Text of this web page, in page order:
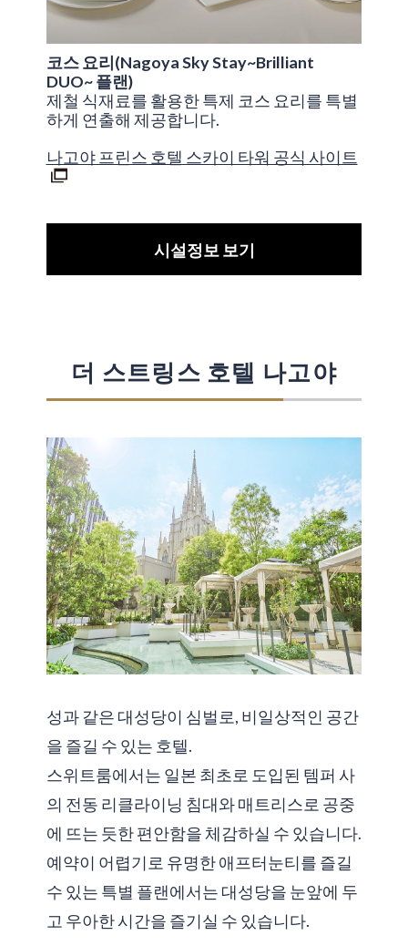
코스 요리(Nagoya Sky Stay~Brilliant
DUO~ 플랜)
제철 식재료를 활용한 특제 코스 요리를 특별
하게 연출해 제공합니다.
나고야 프린스 호텔 스카이 타워 공식 사이트
시설정보 보기
더 스트링스 호텔 나고야
성과 같은 대성당이 심벌로, 비일상적인 공간
을 즐길 수 있는 호텔.
스위트룸에서는 일본 최초로 도입된 템퍼 사
의 전동 리클라이닝 침대와 매트리스로 공중
에 뜨는 듯한 편안함을 체감하실 수 있습니다.
예약이 어렵기로 유명한 애프터눈티를 즐길
수 있는 특별 플랜에서는 대성당을 눈앞에 두
고 우아한 시간을 즐기실 수 있습니다.